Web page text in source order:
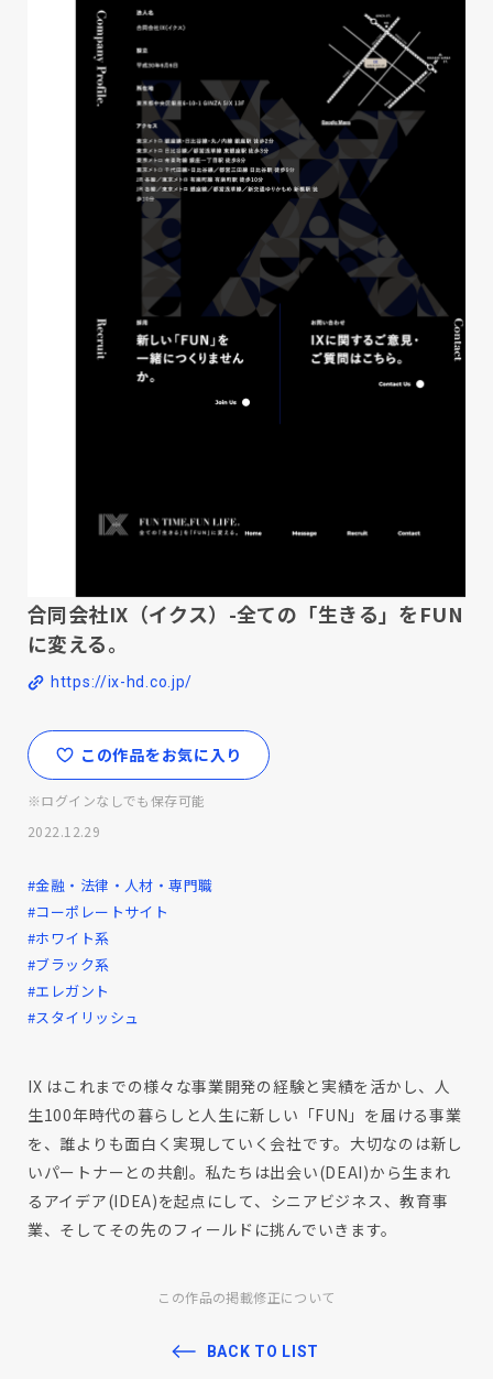
合同会社IX（イクス）-全ての「生きる」をFUN
に変える。
https://ix-hd.co.jp/
この作品をお気に入り
※ログインなしでも保存可能
2022.12.29
#金融・法律・人材・専門職
#コーポレートサイト
#ホワイト系
#ブラック系
#エレガント
#スタイリッシュ
IX はこれまでの様々な事業開発の経験と実績を活かし、人
生100年時代の暮らしと人生に新しい「FUN」を届ける事業
を、誰よりも面白く実現していく会社です。大切なのは新し
いパートナーとの共創。私たちは出会い(DEAI)から生まれ
るアイデア(IDEA)を起点にして、シニアビジネス、教育事
業、そしてその先のフィールドに挑んでいきます。
この作品の掲載修正について
BACK TO LIST